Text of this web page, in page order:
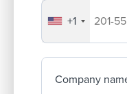
Your
+1
Company